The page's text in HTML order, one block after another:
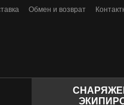
Обмен и возврат